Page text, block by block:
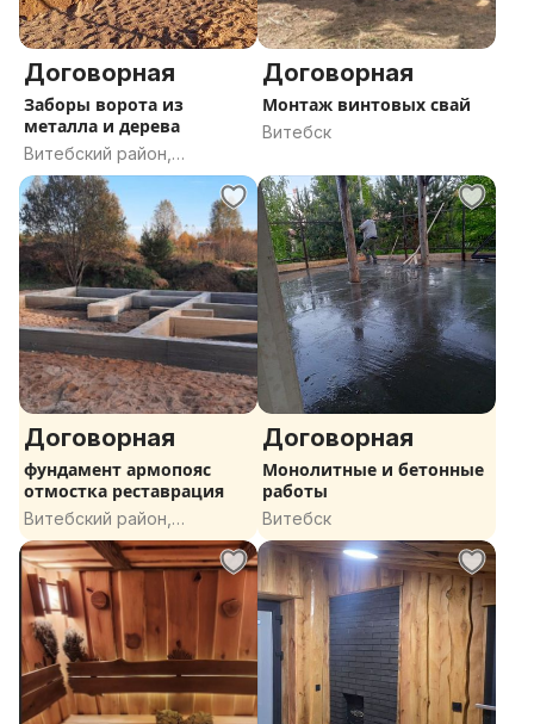
Договорная
Заборы ворота из
металла и дерева
Витебский район,
Витебская область
Договорная
Монтаж винтовых свай
Витебск
Договорная
фундамент армопояс
отмостка реставрация
Витебский район,
Витебская область
Договорная
Монолитные и бетонные
работы
Витебск